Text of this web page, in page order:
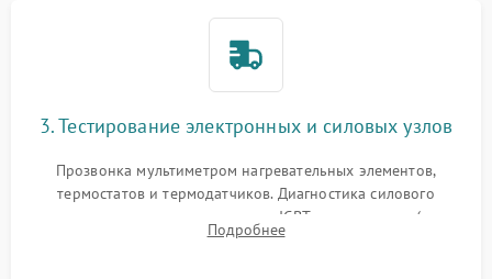
3. Тестирование электронных и силовых узлов
Прозвонка мультиметром нагревательных элементов,
термостатов и термодатчиков. Диагностика силового
модуля, реле, диодных мостов и IGBT-транзисторов (для
индукции). Проверка кранов и газ-контроля (для газовых
Подробнее